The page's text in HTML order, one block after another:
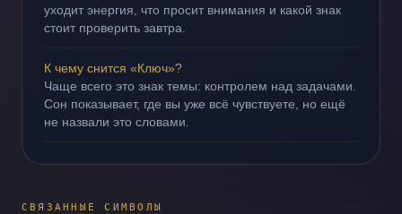
уходит энергия, что просит внимания и какой знак
стоит проверить завтра.
К чему снится «Ключ»?
Чаще всего это знак темы: контролем над задачами.
Сон показывает, где вы уже всё чувствуете, но ещё
не назвали это словами.
СВЯЗАННЫЕ СИМВОЛЫ